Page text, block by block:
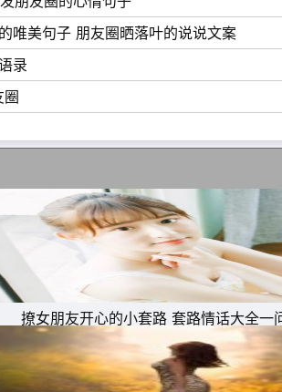
切都是风，我还在这里等待;当世界变
的人好。
为小鸟飞不过大海，是小鸟没有飞过大
有等待。
唯美句子 朋友圈晒落叶的说说文案
录
圈
撩女朋友开心的小套路 套路情话大全一